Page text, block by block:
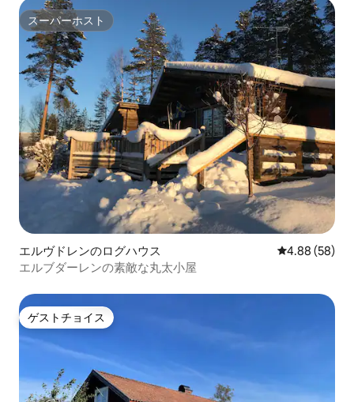
スーパーホスト
スーパーホスト
エルヴドレンのログハウス レビュー58
4.88 (58)
エルブダーレンの素敵な丸太小屋
ゲストチョイス
ゲストチョイス